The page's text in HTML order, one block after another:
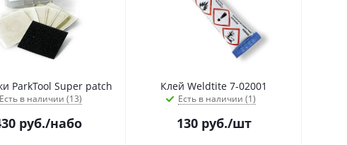
ParkTool Super patch
Есть в наличии (13)
руб./набо
Клей Weldtite 7-02001
Есть в наличии (1)
130руб./шт